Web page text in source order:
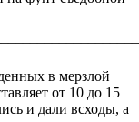
в мерзлой
от 10 до 15
и дали всходы, а